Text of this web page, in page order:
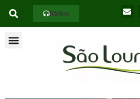
Rádios